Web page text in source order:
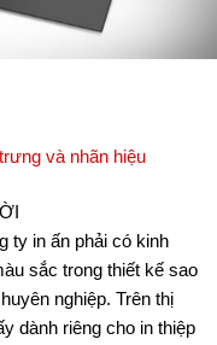
và nhãn hiệu
ty in ấn phải có kinh
sắc trong thiết kế sao
nghiệp. Trên thị
dành riêng cho in thiệp